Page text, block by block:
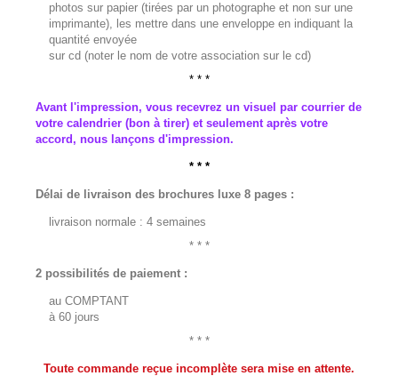
photos sur papier (tirées par un photographe et non sur une
imprimante), les mettre dans une enveloppe en indiquant la
quantité envoyée
sur cd (noter le nom de votre association sur le cd)
* * *
Avant l'impression, vous recevrez un visuel par courrier de
votre calendrier (bon à tirer) et seulement après votre
accord, nous lançons d'impression.
* * *
Délai de livraison des brochures luxe 8 pages :
livraison normale : 4 semaines
* * *
2 possibilités de paiement :
au COMPTANT
à 60 jours
* * *
Toute commande reçue incomplète sera mise en attente.